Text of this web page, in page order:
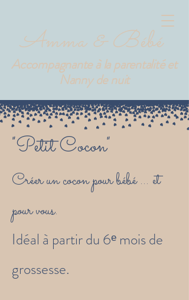
Amma & Bébé
Accompagnante à la parentalité et
Nanny de nuit
"Petit Cocon"
Créer un cocon pour bébé ... et
pour vous.
Idéal à partir du 6ᵉ mois de
grossesse.